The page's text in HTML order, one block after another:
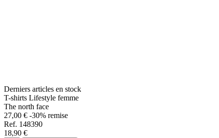
Derniers articles en stock
T-shirts Lifestyle femme
The north face
27,00 € -30% remise
Ref. 148390
18,90 €